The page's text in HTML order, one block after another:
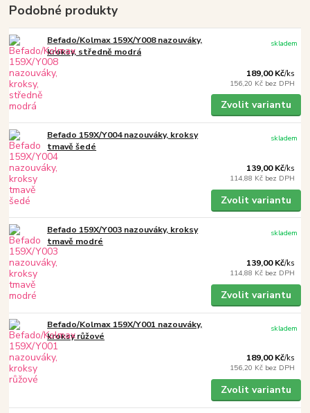
Podobné produkty
Befado/Kolmax 159X/Y008 nazouváky,
kroksy, středně modrá
189,00 Kč/ks
156,20 Kč bez DPH
skladem
Zvolit variantu
Befado 159X/Y004 nazouváky, kroksy
tmavě šedé
139,00 Kč/ks
114,88 Kč bez DPH
skladem
Zvolit variantu
Befado 159X/Y003 nazouváky, kroksy
tmavě modré
139,00 Kč/ks
114,88 Kč bez DPH
skladem
Zvolit variantu
Befado/Kolmax 159X/Y001 nazouváky,
kroksy růžové
189,00 Kč/ks
156,20 Kč bez DPH
skladem
Zvolit variantu